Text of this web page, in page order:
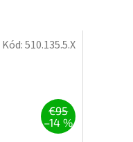
€95
–14 %
Kód:510.135.5.X